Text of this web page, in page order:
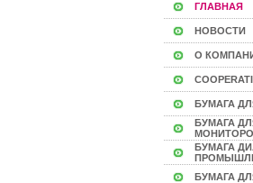
ГЛАВНАЯ
НОВОСТИ
О
БУМАГА
БУМАГА
БУМАГА
БУМАГА